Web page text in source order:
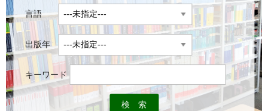
言語
出版年
キーワード